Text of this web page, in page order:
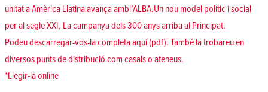
unitat a Amèrica Llatina avança ambl’ALBA.Un nou model polític i social
per al segle XXI, La campanya dels 300 anys arriba al Principat.
Podeu descarregar-vos-la completaaquí (pdf). També la trobareu en
diversos punts de distribució com casals o ateneus.
*Llegir-laonline